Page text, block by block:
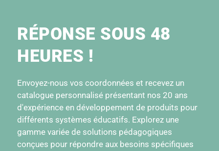
RÉPONSE SOUS 48
HEURES !
Envoyez-nous vos coordonnées et recevez un
catalogue personnalisé présentant nos 20 ans
d'expérience en développement de produits pour
différents systèmes éducatifs. Explorez une
gamme variée de solutions pédagogiques
conçues pour répondre aux besoins spécifiques